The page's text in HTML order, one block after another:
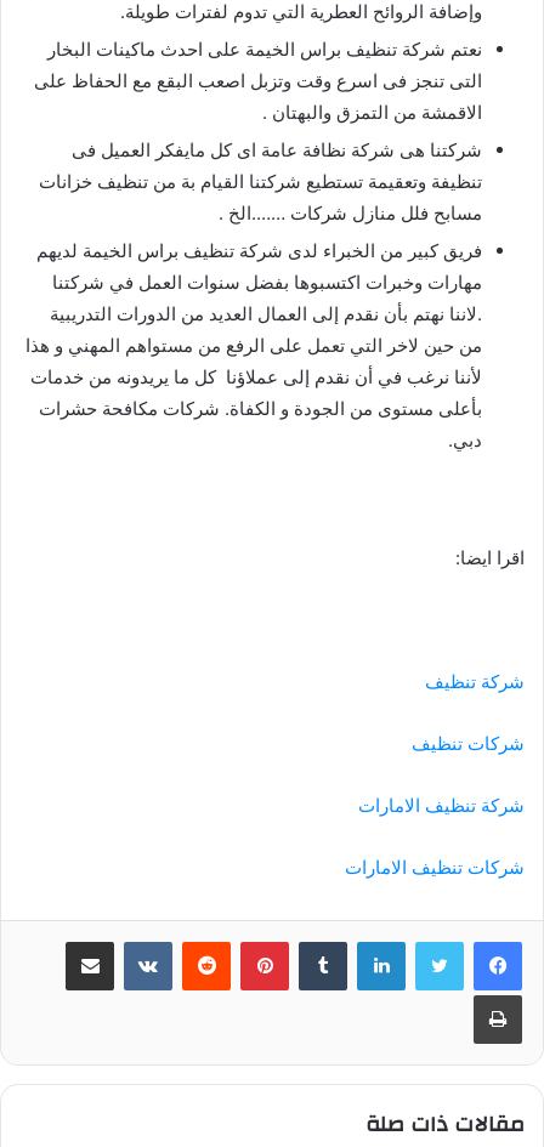
وإضافة الروائح العطرية التي تدوم لفترات طويلة.
نعتم شركة تنظيف براس الخيمة على احدث ماكينات البخار
التى تنجز فى اسرع وقت وتزبل اصعب البقع مع الحفاظ على
الاقمشة من التمزق والبهتان .
شركتنا هى شركة نظافة عامة اى كل مايفكر العميل فى
تنظيفة وتعقيمة تستطيع شركتنا القيام بة من تنظيف خزانات
مسابح فلل منازل شركات …….الخ .
فريق كبير من الخبراء لدى شركة تنظيف براس الخيمة لديهم
مهارات وخبرات اكتسبوها بفضل سنوات العمل في شركتنا
.لاننا نهتم بأن نقدم إلى العمال العديد من الدورات التدريبية
من حين لاخر التي تعمل على الرفع من مستواهم المهني و هذا
لأننا نرغب في أن نقدم إلى عملاؤنا كل ما يريدونه من خدمات
بأعلى مستوى من الجودة و الكفاة. شركات مكافحة حشرات
دبي.
اقرا ايضا:
شركة تنظيف
شركات تنظيف
شركة تنظيف الامارات
شركات تنظيف الامارات
لينكدإن بينتيريست مشاركة عبر البريد
طباعة
مقالات ذات صلة